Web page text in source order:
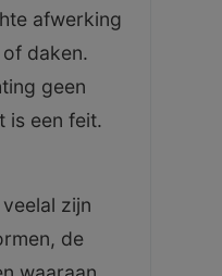
afwerking
daken.
geen
is een feit.
zijn
de